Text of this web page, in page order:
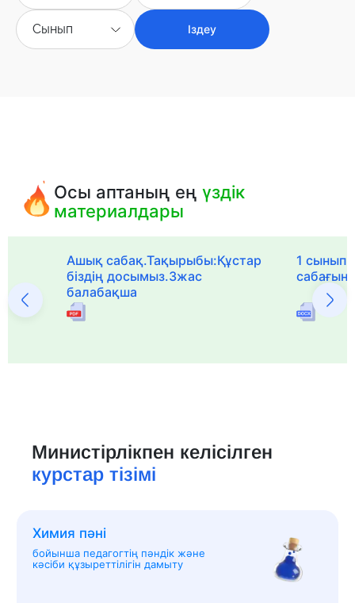
Сынып Іздеу
Осы аптаның еңүздік
материалдары
Ашық сабақ.Тақырыбы:Құстар
біздің досымыз.3жас
балабақша
1
Министірлікпен келісілген
курстар тізімі
Химия пәні
бойынша педагогтің пәндік және
кәсіби құзыреттілігін дамыту